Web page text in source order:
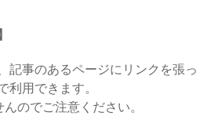
記事のあるページにリンクを張っ
利用できます。
のでご注意ください。